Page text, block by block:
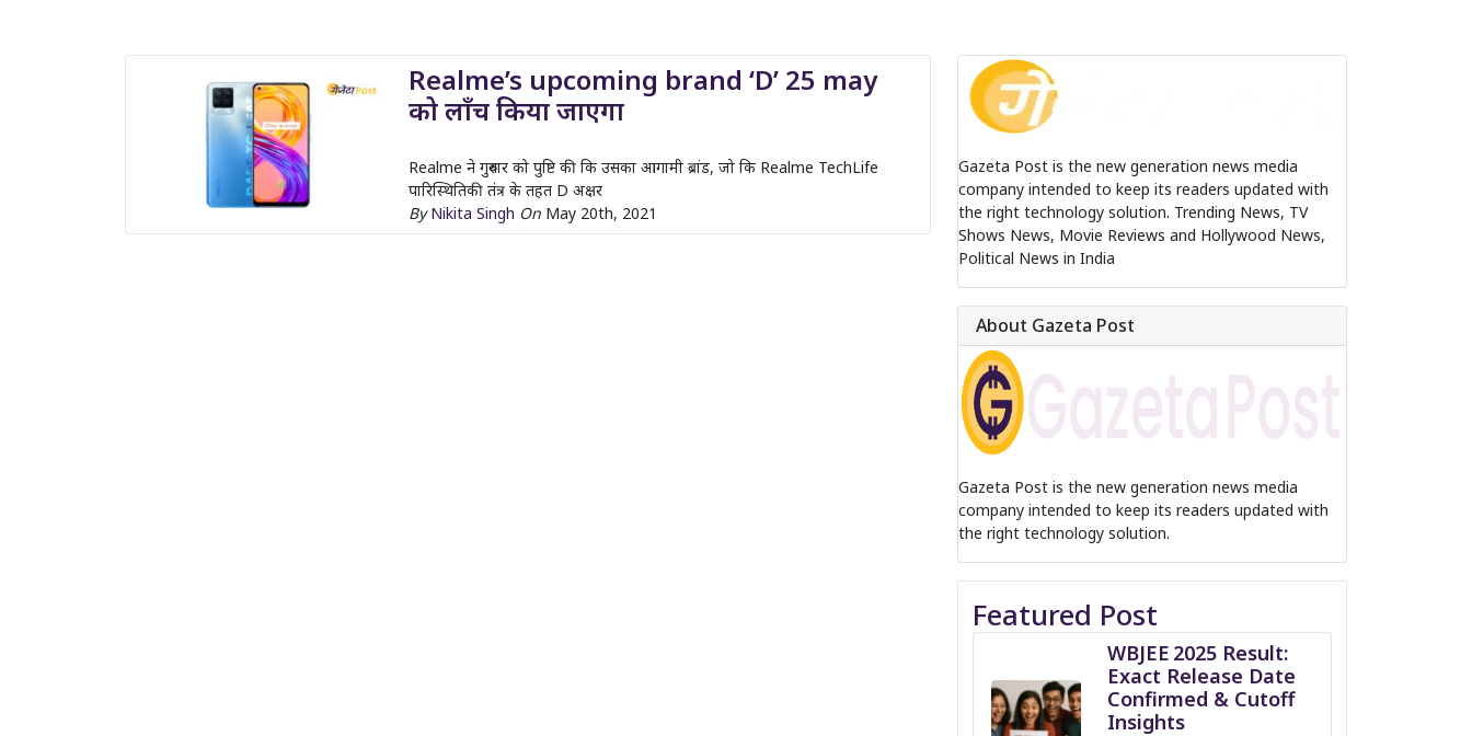
Realme’s upcoming brand ‘D’ 25 may
को लॉंच किया जाएगा
Realme ने गुरुवार को पुष्टि की कि उसका आगामी ब्रांड, जो कि Realme TechLife
पारिस्थितिकी तंत्र के तहत D अक्षर
ByNikita Singh On May 20th, 2021
Gazeta Post is the new generation news media
company intended to keep its readers updated with
the right technology solution. Trending News, TV
Shows News, Movie Reviews and Hollywood News,
Political News in India
About Gazeta Post
Gazeta Post is the new generation news media
company intended to keep its readers updated with
the right technology solution.
Featured Post
WBJEE 2025 Result:
Exact Release Date
Confirmed & Cutoff
Insights